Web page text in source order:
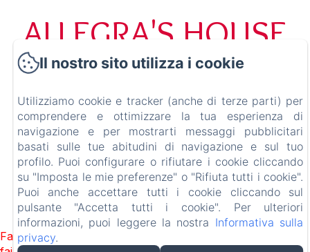
ALLEGRA'S HOUSE
Strutture
Contatti
Gift Card
Funziona con Amenitiz
Failed to load BookingEngine/index: Loading chunk 1322
Il nostro sito utilizza i cookie
Utilizziamo cookie e tracker (anche di terze parti) per
comprendere e ottimizzare la tua esperienza di
navigazione e per mostrarti messaggi pubblicitari
basati sulle tue abitudini di navigazione e sul tuo
profilo. Puoi configurare o rifiutare i cookie cliccando
su "Imposta le mie preferenze" o "Rifiuta tutti i cookie".
Puoi anche accettare tutti i cookie cliccando sul
pulsante "Accetta tutti i cookie". Per ulteriori
informazioni, puoi leggere la nostra Informativa sulla
privacy.